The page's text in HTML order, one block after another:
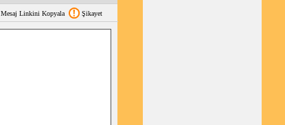
Mesaj Linkini Kopyala Şikayet